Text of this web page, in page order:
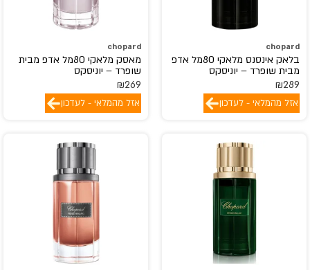
chopard
בלאק אינסנס מלאקי 80מל אדפ
מבית שופרד – יוניסקס
₪289
אזל מהמלאי - לעדכון
chopard
מאסק מלאקי 80מל אדפ מבית
שופרד – יוניסקס
₪269
אזל מהמלאי - לעדכון